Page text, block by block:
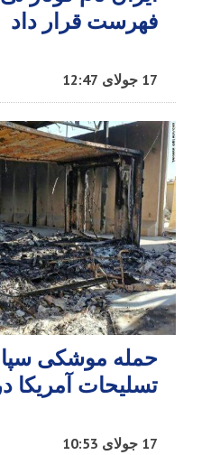
فهرست قرار داد
17 جولای 12:47
حمله موشکی سپاه
تسلیحات آمریکا
17 جولای 10:53